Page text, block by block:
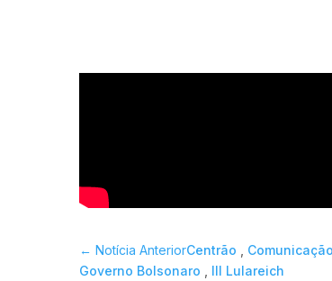
←Notícia AnteriorCentrão Comunicação
Governo Bolsonaro
III Lulareich